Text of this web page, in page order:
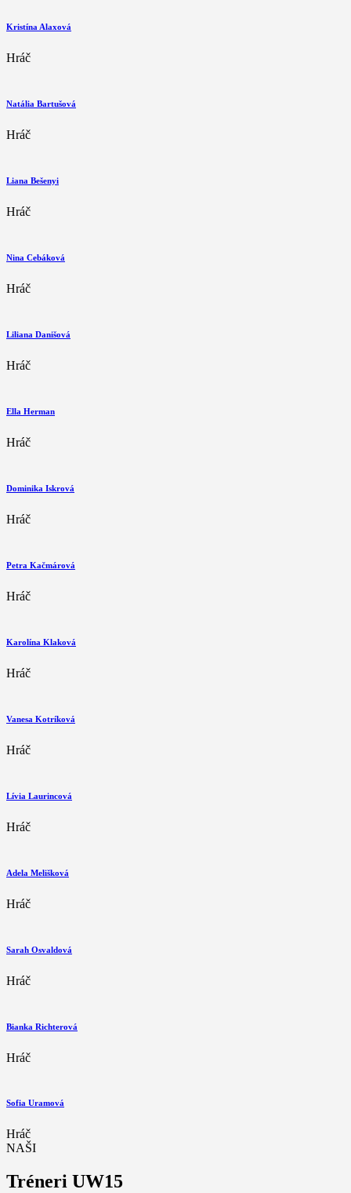
Kristína Alaxová
Hráč
Natália Bartušová
Hráč
Liana Bešenyi
Hráč
Nina Cebáková
Hráč
Liliana Danišová
Hráč
Ella Herman
Hráč
Dominika Iskrová
Hráč
Petra Kačmárová
Hráč
Karolína Klaková
Hráč
Vanesa Kotríková
Hráč
Lívia Laurincová
Hráč
Adela Melišková
Hráč
Sarah Osvaldová
Hráč
Bianka Richterová
Hráč
Sofia Uramová
Hráč
NAŠI
Tréneri UW15